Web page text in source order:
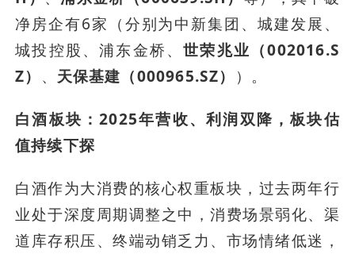
净房企有6家（分别为中新集团、城建发展、
城投控股、浦东金桥、世荣兆业（002016.S
Z） 、 天保基建（000965.SZ） ）。
白酒板块：2025年营收、利润双降，板块估
值持续下探
白酒作为大消费的核心权重板块，过去两年行
业处于深度周期调整之中，消费场景弱化、渠
道库存积压、终端动销乏力、市场情绪低迷，